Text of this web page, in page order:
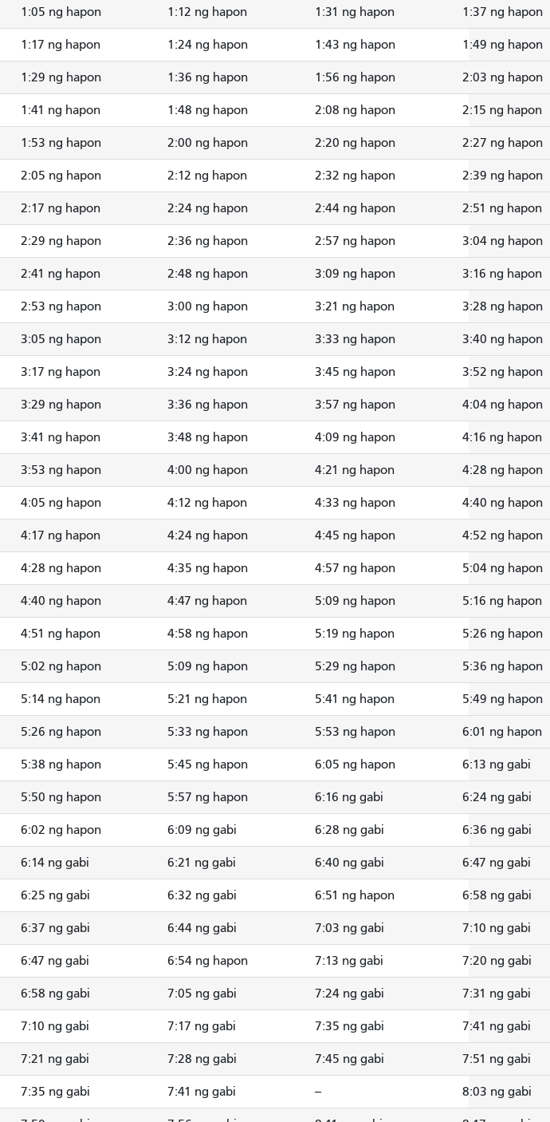
1:05 ng hapon 1:12 ng hapon 1:31 ng hapon 1:37 ng hapon
1:17 ng hapon 1:24 ng hapon 1:43 ng hapon 1:49 ng hapon
1:29 ng hapon 1:36 ng hapon 1:56 ng hapon 2:03 ng hapon
1:41 ng hapon 1:48 ng hapon 2:08 ng hapon 2:15 ng hapon
1:53 ng hapon 2:00 ng hapon 2:20 ng hapon 2:27 ng hapon
2:05 ng hapon 2:12 ng hapon 2:32 ng hapon 2:39 ng hapon
2:17 ng hapon 2:24 ng hapon 2:44 ng hapon 2:51 ng hapon
2:29 ng hapon 2:36 ng hapon 2:57 ng hapon 3:04 ng hapon
2:41 ng hapon 2:48 ng hapon 3:09 ng hapon 3:16 ng hapon
2:53 ng hapon 3:00 ng hapon 3:21 ng hapon 3:28 ng hapon
3:05 ng hapon 3:12 ng hapon 3:33 ng hapon 3:40 ng hapon
3:17 ng hapon 3:24 ng hapon 3:45 ng hapon 3:52 ng hapon
3:29 ng hapon 3:36 ng hapon 3:57 ng hapon 4:04 ng hapon
3:41 ng hapon 3:48 ng hapon 4:09 ng hapon 4:16 ng hapon
3:53 ng hapon 4:00 ng hapon 4:21 ng hapon 4:28 ng hapon
4:05 ng hapon 4:12 ng hapon 4:33 ng hapon 4:40 ng hapon
4:17 ng hapon 4:24 ng hapon 4:45 ng hapon 4:52 ng hapon
4:28 ng hapon 4:35 ng hapon 4:57 ng hapon 5:04 ng hapon
4:40 ng hapon 4:47 ng hapon 5:09 ng hapon 5:16 ng hapon
4:51 ng hapon 4:58 ng hapon 5:19 ng hapon 5:26 ng hapon
5:02 ng hapon 5:09 ng hapon 5:29 ng hapon 5:36 ng hapon
5:14 ng hapon 5:21 ng hapon 5:41 ng hapon 5:49 ng hapon
5:26 ng hapon 5:33 ng hapon 5:53 ng hapon 6:01 ng hapon
5:38 ng hapon 5:45 ng hapon 6:05 ng hapon 6:13 ng gabi
5:50 ng hapon 5:57 ng hapon 6:16 ng gabi 6:24 ng gabi
6:02 ng hapon 6:09 ng gabi 6:28 ng gabi 6:36 ng gabi
6:14 ng gabi 6:21 ng gabi 6:40 ng gabi 6:47 ng gabi
6:25 ng gabi 6:32 ng gabi 6:51 ng hapon 6:58 ng gabi
6:37 ng gabi 6:44 ng gabi 7:03 ng gabi 7:10 ng gabi
6:47 ng gabi 6:54 ng hapon 7:13 ng gabi 7:20 ng gabi
6:58 ng gabi 7:05 ng gabi 7:24 ng gabi 7:31 ng gabi
7:10 ng gabi 7:17 ng gabi 7:35 ng gabi 7:41 ng gabi
7:21 ng gabi 7:28 ng gabi 7:45 ng gabi 7:51 ng gabi
7:35 ng gabi 7:41 ng gabi -- 8:03 ng gabi